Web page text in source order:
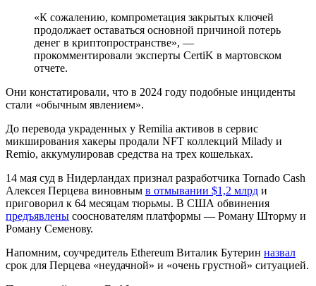
«К сожалению, компрометация закрытых ключей
продолжает оставаться основной причиной потерь
денег в криптопространстве», —
прокомментировали эксперты CertiK в мартовском
отчете.
Они констатировали, что в 2024 году подобные инциденты
стали «обычным явлением».
До перевода украденных у Remilia активов в сервис
микширования хакеры продали NFT коллекций Milady и
Remio, аккумулировав средства на трех кошельках.
14 мая суд в Нидерландах признал разработчика Tornado Cash
Алексея Перцева виновным в отмывании $1,2 млрд и
приговорил к 64 месяцам тюрьмы. В США обвинения
предъявлены сооснователям платформы — Роману Шторму и
Роману Семенову.
Напомним, соучредитель Ethereum Виталик Бутерин назвал
срок для Перцева «неудачной» и «очень грустной» ситуацией.